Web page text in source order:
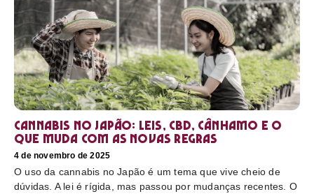
Cannabis no Japão: leis, CBD, cânhamo e o
que muda com as novas regras
4 de novembro de 2025
O uso da cannabis no Japão é um tema que vive cheio de
dúvidas. A lei é rígida, mas passou por mudanças recentes. O